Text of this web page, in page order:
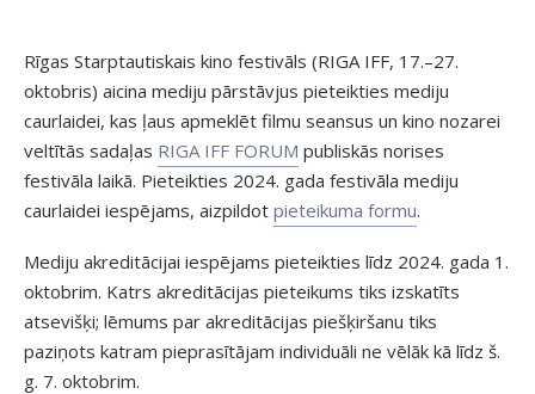
Rīgas Starptautiskais kino festivāls (RIGA IFF, 17.–27.
oktobris) aicina mediju pārstāvjus pieteikties mediju
caurlaidei, kas ļaus apmeklēt filmu seansus un kino nozarei
veltītās sadaļas RIGA IFF FORUM publiskās norises
festivāla laikā. Pieteikties 2024. gada festivāla mediju
caurlaidei iespējams, aizpildot pieteikuma formu.
Mediju akreditācijai iespējams pieteikties līdz 2024. gada 1.
oktobrim. Katrs akreditācijas pieteikums tiks izskatīts
atsevišķi; lēmums par akreditācijas piešķiršanu tiks
paziņots katram pieprasītājam individuāli ne vēlāk kā līdz š.
g. 7. oktobrim.